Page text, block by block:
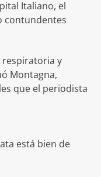
Italiano, el
contundentes
respiratoria y
Montagna,
que el periodista
está bien de